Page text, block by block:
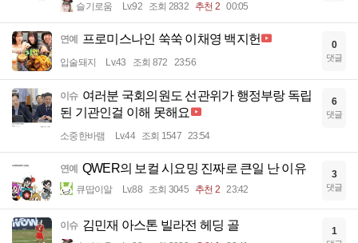
슬기로움 Lv.92 조회 2832 추천 2 00:05
연예 프로미스나인 쑥쑥 이채영 백지헌
입술돼지 Lv.43 조회 872 23:56
0
댓글
이슈 여러분 국회의원도 선관위가 행정부랑 독립
된 기관인걸 이해 못해요
소중한바램 Lv.44 조회 1547 23:54
6
댓글
연예 QWER의 보컬 시요밍 진짜로 큰일 난 이유
큐땁이알 Lv.88 조회 3045 추천 2 23:42
3
댓글
이슈 김민재 아스톤 빌라전 헤딩 골 1